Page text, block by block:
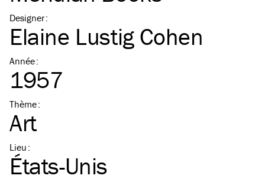
Designer:
Elaine Lustig Cohen
Année:
1957
Thème:
Art
Lieu :
États-Unis